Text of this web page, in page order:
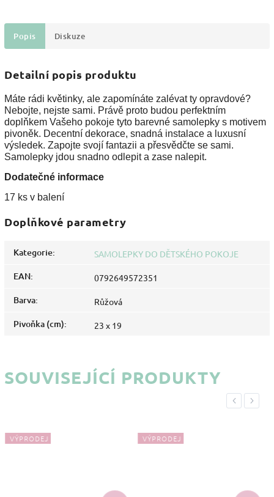
Popis Diskuze
Detailní popis produktu
Máte rádi květinky, ale zapomínáte zalévat ty opravdové?
Nebojte, nejste sami. Právě proto budou perfektním
doplňkem Vašeho pokoje tyto barevné samolepky s motivem
pivoněk. Decentní dekorace, snadná instalace a luxusní
výsledek. Zapojte svojí fantazii a přesvědčte se sami.
Samolepky jdou snadno odlepit a zase nalepit.
Dodatečné informace
17 ks v balení
Doplňkové parametry
Kategorie: SAMOLEPKY DO DĚTSKÉHO POKOJE
EAN: 0792649572351
Barva: Růžová
Pivoňka (cm): 23 x 19
SOUVISEJÍCÍ PRODUKTY
Previous
VÝPRODEJ VÝPRODEJ
Next